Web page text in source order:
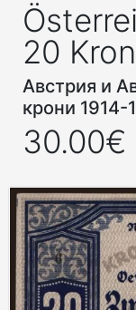
20
Австрия и
крони 1914-
30.00€